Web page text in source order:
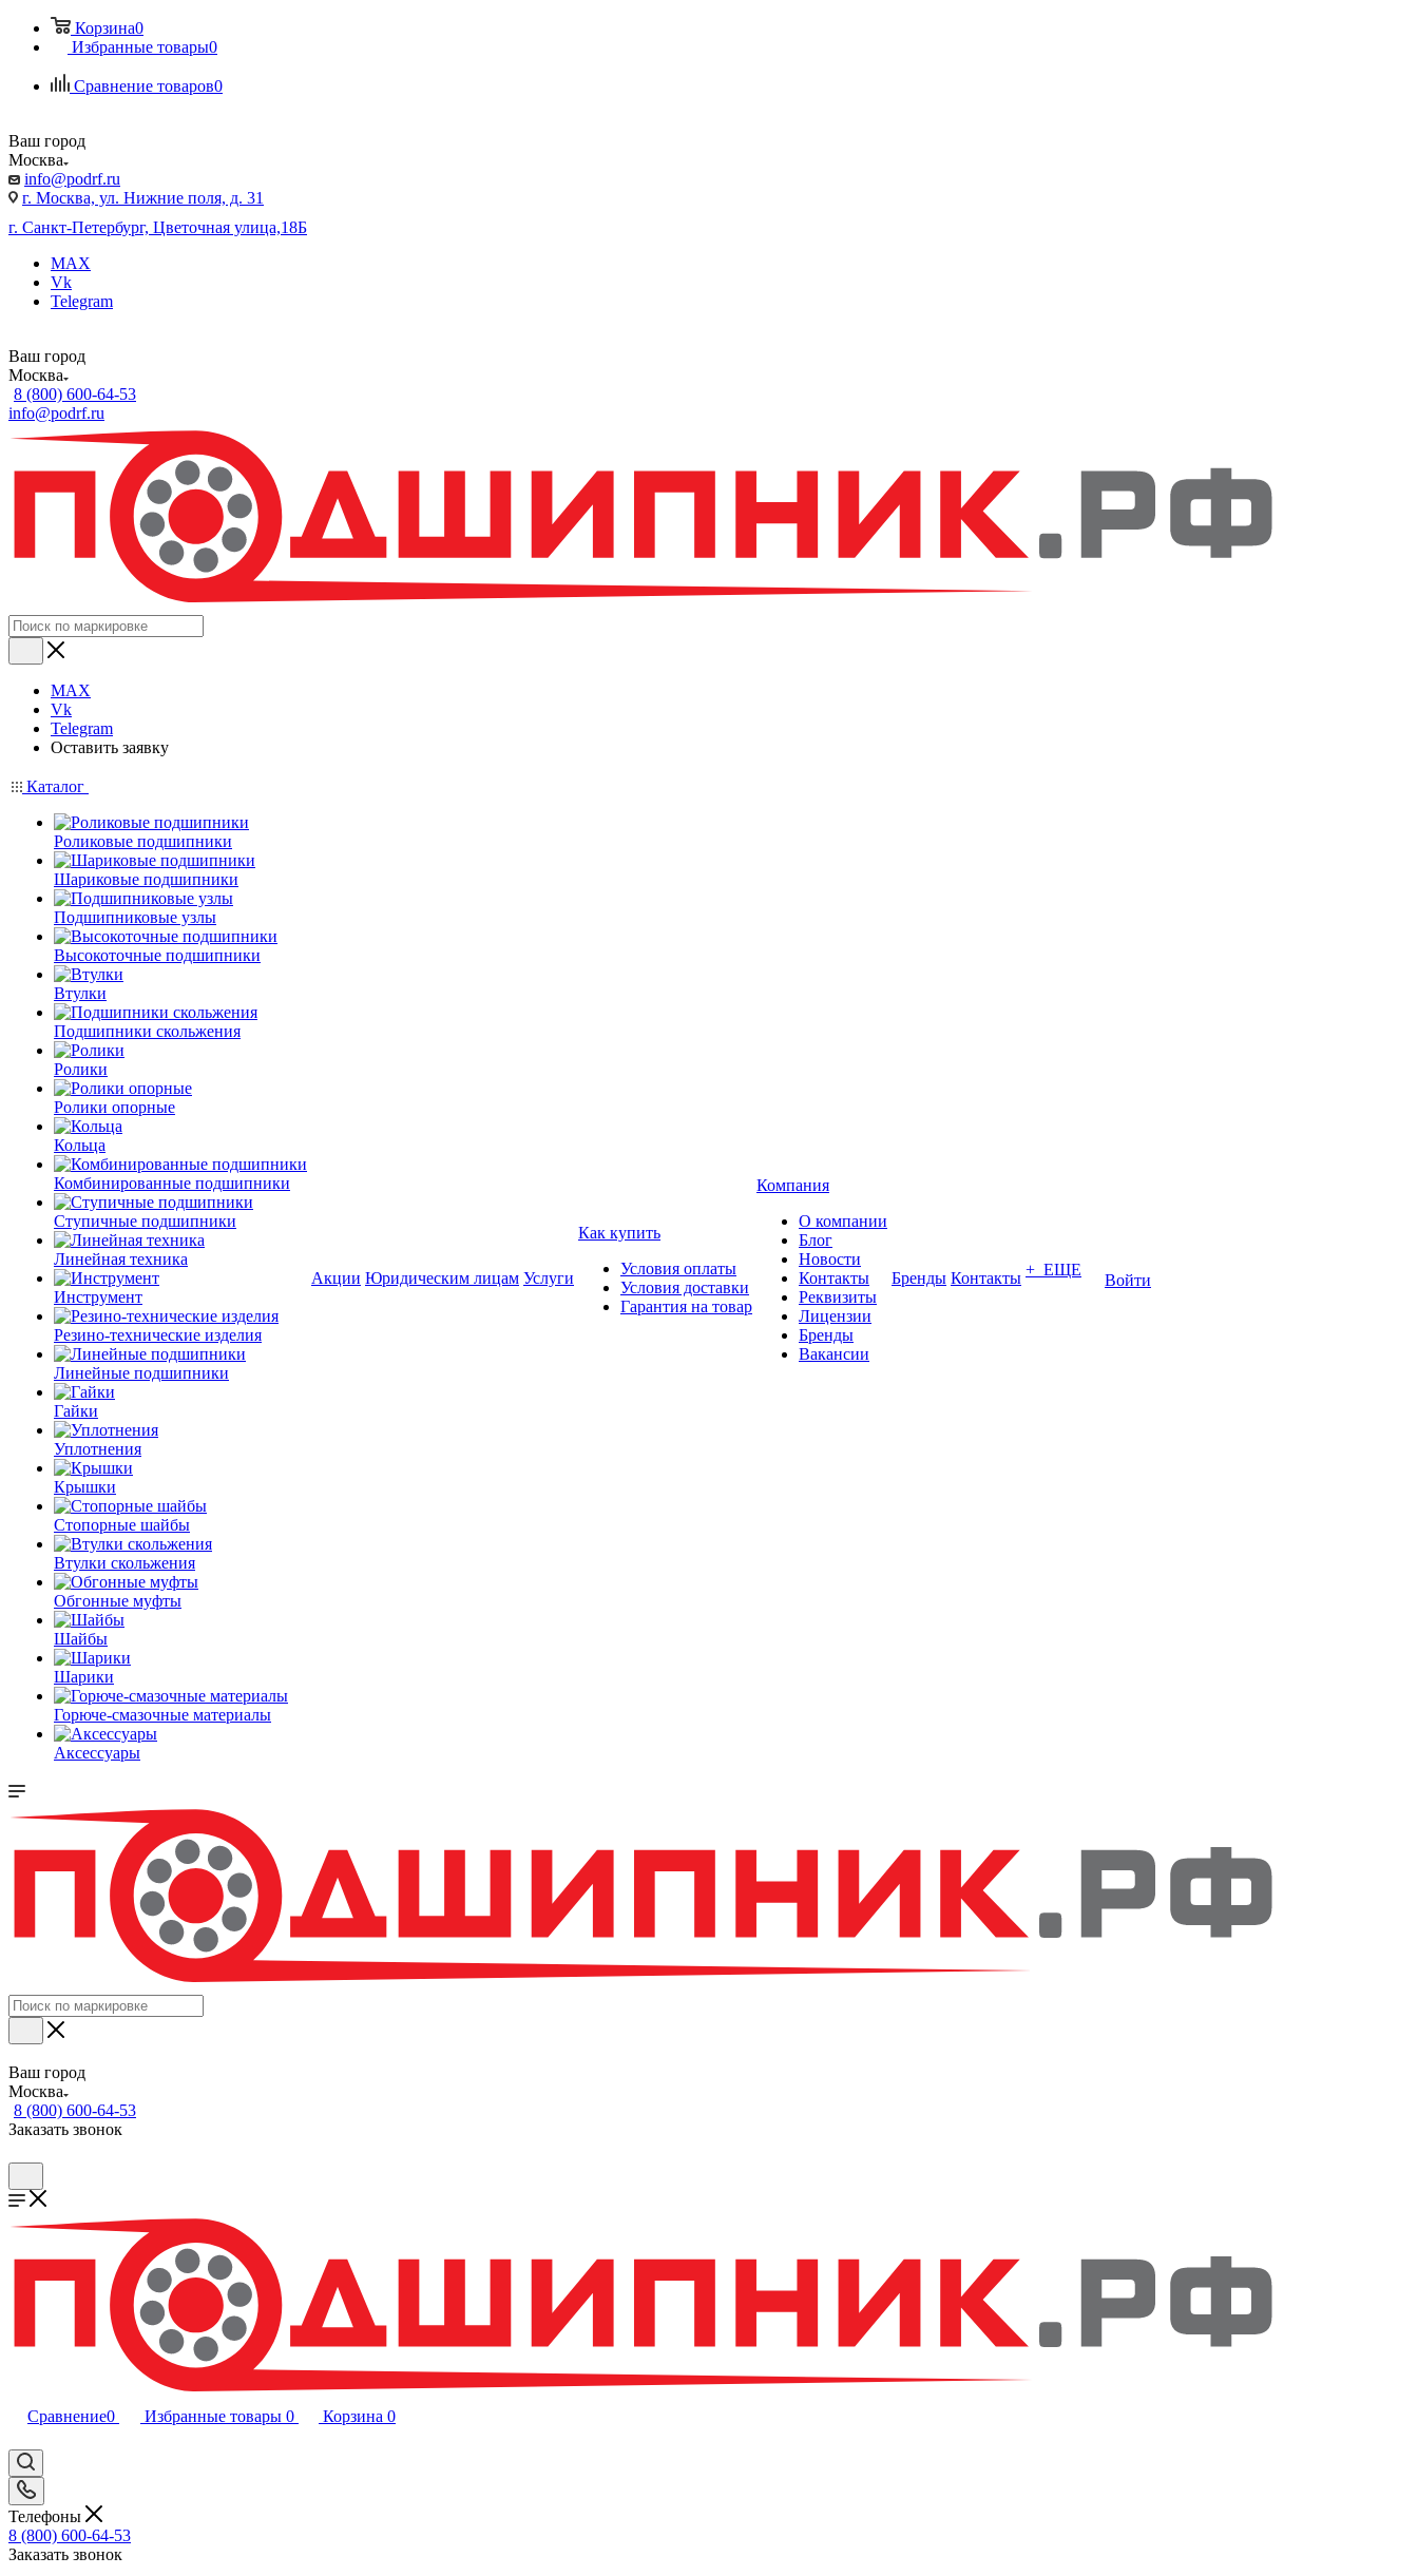
Корзина0
Избранные товары0
Сравнение товаров0
Ваш город
Москва
info@podrf.ru
г. Москва, ул. Нижние поля, д. 31
г. Санкт-Петербург, Цветочная улица,18Б
MAX
Vk
Telegram
Ваш город
Москва
8 (800) 600-64-53
info@podrf.ru
MAX
Vk
Telegram
Оставить заявку
Каталог
Роликовые подшипники
Шариковые подшипники
Подшипниковые узлы
Высокоточные подшипники
Втулки
Подшипники скольжения
Ролики
Ролики опорные
Кольца
Комбинированные подшипники
Ступичные подшипники
Линейная техника
Инструмент
Резино-технические изделия
Линейные подшипники
Гайки
Уплотнения
Крышки
Стопорные шайбы
Втулки скольжения
Обгонные муфты
Шайбы
Шарики
Горюче-смазочные материалы
Аксессуары
Акции Юридическим лицам Услуги
Как купить
Условия оплаты
Условия доставки
Гарантия на товар
Компания
О компании
Блог
Новости
Контакты
Реквизиты
Лицензии
Бренды
Вакансии
Бренды Контакты + ЕЩЕ
Войти
Ваш город
Москва
8 (800) 600-64-53
Заказать звонок
Сравнение0 Избранные товары 0 Корзина 0
Телефоны
8 (800) 600-64-53
Заказать звонок